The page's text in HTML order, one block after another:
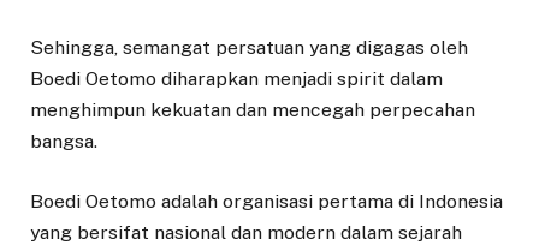
Sehingga, semangat persatuan yang digagas oleh
Boedi Oetomo diharapkan menjadi spirit dalam
menghimpun kekuatan dan mencegah perpecahan
bangsa.
Boedi Oetomo adalah organisasi pertama di Indonesia
yang bersifat nasional dan modern dalam sejarah